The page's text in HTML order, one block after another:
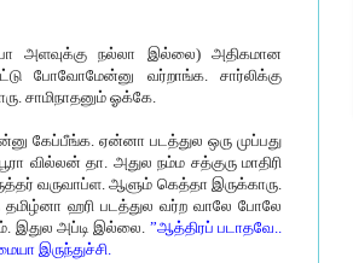
அளவுக்கு நல்லா இல்லை) அதிகமான
போவோமேன்னு வர்றாங்க. சார்லிக்கு
சாமிநாதனும் ஓக்கே.
கேப்பீங்க. ஏன்னா படத்துல ஒரு முப்பது
வில்லன் தா. அதுல நம்ம சத்குரு மாதிரி
வருவாப்ள. ஆளும் கெத்தா இருக்காரு.
ஹரி படத்துல வர்ற வாலே போலே
இதுல அப்டி இல்லை. ”ஆத்திரப் படாதவே..
இருந்துச்சி.